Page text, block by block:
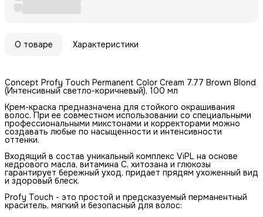
О товаре Характеристики
Concept Profy Touch Permanent Color Cream 7.77 Brown Blond
(Интенсивный светло-коричневый), 100 мл
Крем-краска предназначена для стойкого окрашивания
волос. При ее совместном использовании со специальными
профессиональными микстонами и корректорами можно
создавать любые по насыщенности и интенсивности
оттенки.
Входящий в состав уникальный комплекс ViPL на основе
кедрового масла, витамина C, хитозана и глюкозы
гарантирует бережный уход, придает прядям ухоженный вид
и здоровый блеск.
Profy Touch - это простой и предсказуемый перманентный
краситель, мягкий и безопасный для волос: